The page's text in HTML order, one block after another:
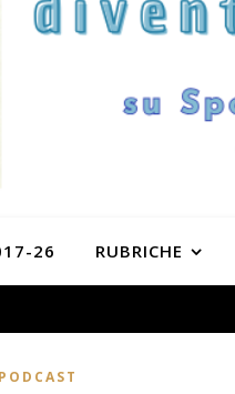
26 RUBRICHE
PODCAST